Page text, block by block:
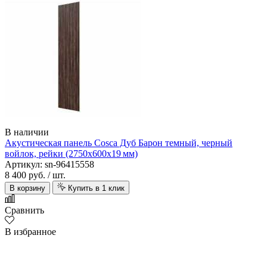
В наличии
Акустическая панель Cosca Дуб Барон темный, черный
войлок, рейки (2750х600х19 мм)
Артикул: sn-96415558
8 400 руб. / шт.
В корзину Купить в 1 клик
Сравнить
В избранное